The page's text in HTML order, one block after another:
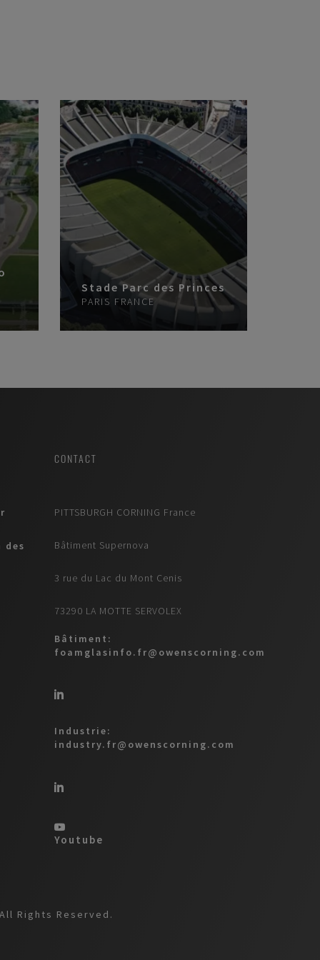
Stade Parc des Princes
PARIS FRANCE
CONTACT
PITTSBURGH CORNING France
Bâtiment Supernova
3 rue du Lac du Mont Cenis
73290 LA MOTTE SERVOLEX
Bâtiment:
foamglasinfo.fr@owenscorning.com
Industrie:
industry.fr@owenscorning.com
Youtube
Rights Reserved.